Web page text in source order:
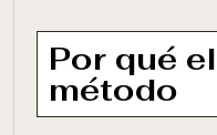
Por qué
método